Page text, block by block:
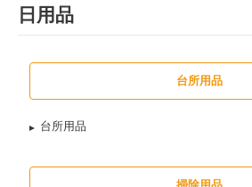
日用品
台所用品
台所用品
掃除用品